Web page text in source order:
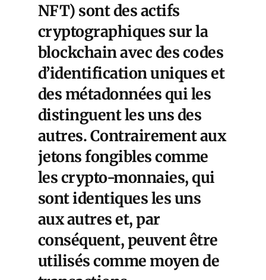
NFT) sont des actifs
cryptographiques sur la
blockchain avec des codes
d’identification uniques et
des métadonnées qui les
distinguent les uns des
autres. Contrairement aux
jetons fongibles comme
les crypto-monnaies, qui
sont identiques les uns
aux autres et, par
conséquent, peuvent être
utilisés comme moyen de